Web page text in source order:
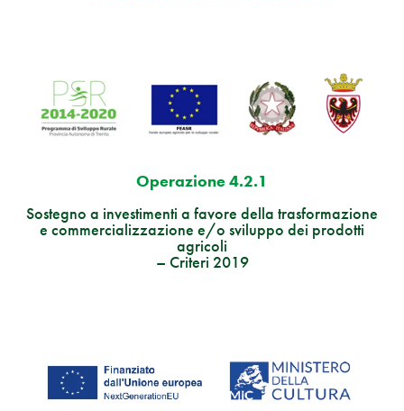
Operazione 4.2.1
Sostegno a investimenti a favore della trasformazione
e commercializzazione e/o sviluppo dei prodotti
agricoli
– Criteri 2019